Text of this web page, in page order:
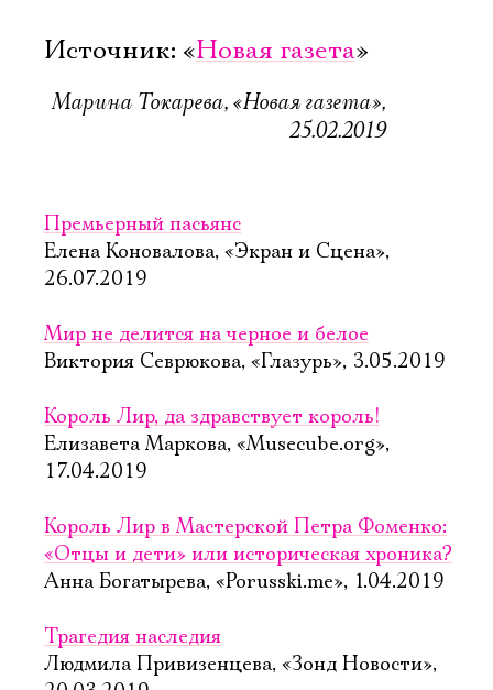
Источник: «Новая газета»
Марина Токарева, «Новая газета»,
25.02.2019
Премьерный пасьянс
Елена Коновалова, «Экран и Сцена»,
26.07.2019
Мир не делится на черное и белое
Виктория Севрюкова, «Глазурь», 3.05.2019
Король Лир, да здравствует король!
Елизавета Маркова, «Musecube.org»,
17.04.2019
Король Лир в Мастерской Петра Фоменко:
«Отцы и дети» или историческая хроника?
Анна Богатырева, «Porusski.me», 1.04.2019
Трагедия наследия
Людмила Привизенцева, «Зонд Новости»,